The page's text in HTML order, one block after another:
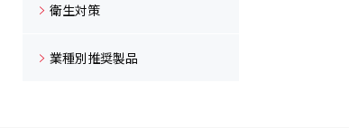
衛生対策
業種別推奨製品